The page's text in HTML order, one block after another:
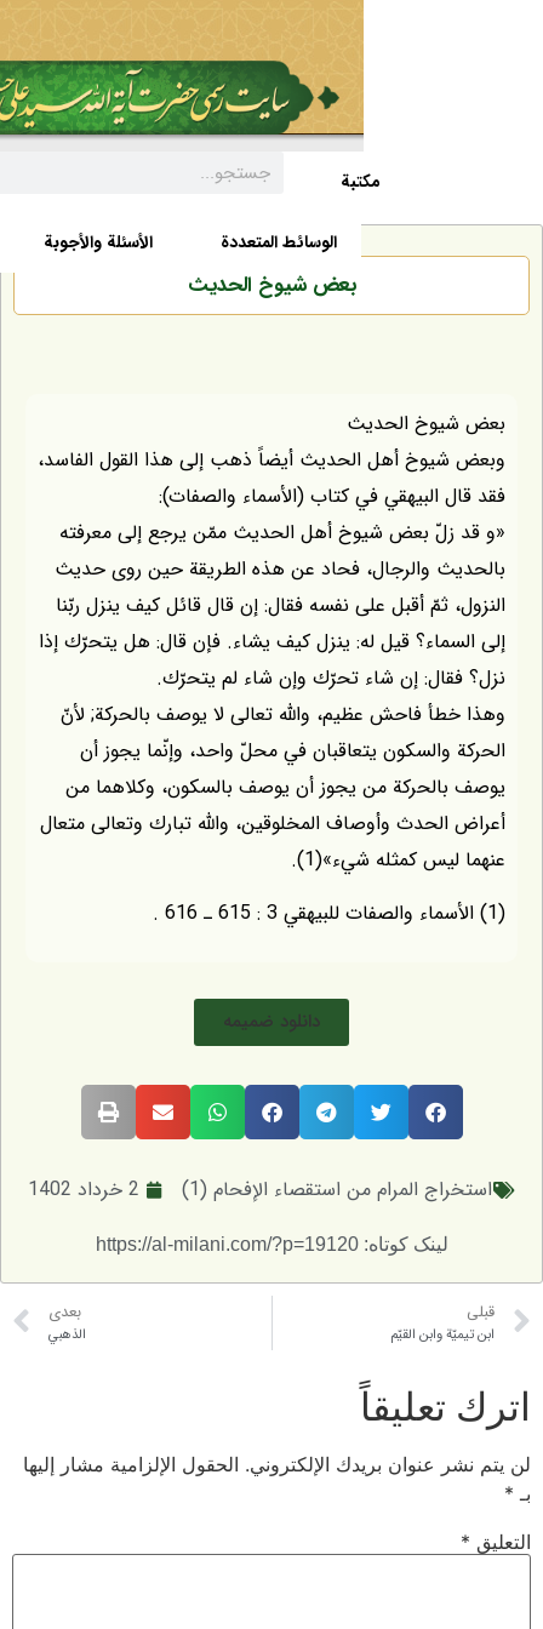
الأخبار السيرة الذاتية
الأسئلة والأجوبة الوسائط المتعددة
بعض شيوخ الحديث
الحديث
أهل الحديث أيضاً ذهب إلى هذا القول الفاسد،
البيهقي في كتاب (الأسماء والصفات):
بعض شيوخ أهل الحديث ممّن يرجع إلى معرفته
والرجال، فحاد عن هذه الطريقة حين روى حديث
ثمّ أقبل على نفسه فقال: إن قال قائل كيف ينزل ربّنا
قيل له: ينزل كيف يشاء. فإن قال: هل يتحرّك إذا
إن شاء تحرّك وإن شاء لم يتحرّك.
فاحش عظيم، والله تعالى لا يوصف بالحركة; لأنّ
والسكون يتعاقبان في محلّ واحد، وإنّما يجوز أن
من يجوز أن يوصف بالسكون، وكلاهما من
وأوصاف المخلوقين، والله تبارك وتعالى متعال
كمثله شيء»(1).
دانلود ضمیمه
المرام من استقصاء الإفحام (1) 2 خرداد 1402
وابن القيّم
عنوان بريدك الإلكتروني. الحقول الإلزامية مشار إليها